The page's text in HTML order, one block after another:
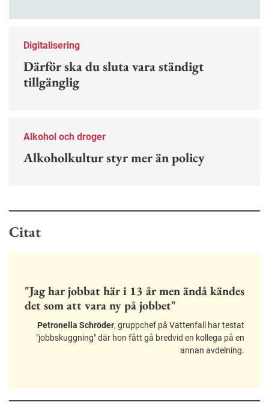
Digitalisering
Därför ska du sluta vara ständigt
tillgänglig
Alkohol och droger
Alkoholkultur styr mer än policy
Citat
"Jag har jobbat här i 13 år men ändå kändes
det som att vara ny på jobbet"
Petronella Schröder, gruppchef på Vattenfall har testat
"jobbskuggning" där hon fått gå bredvid en kollega på en
annan avdelning.